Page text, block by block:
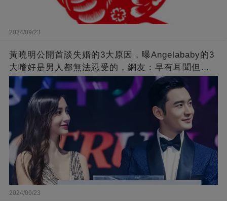
2024/09/23
黃曉明公開首談失婚的3大原因，曝Angelababy的3
大嗜好是男人都無法忍受的，網友：早有耳聞但想
不到那麼嚴重！
2024/09/23